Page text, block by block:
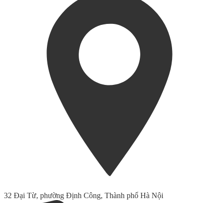
32 Đại Từ, phường Định Công, Thành phố Hà Nội